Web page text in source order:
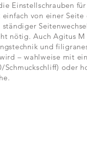
Einstellschrauben
einfach von einer
ständiger
nötig. Auch Agitus
und
– wahlweise mit
Schmuckschliff) oder